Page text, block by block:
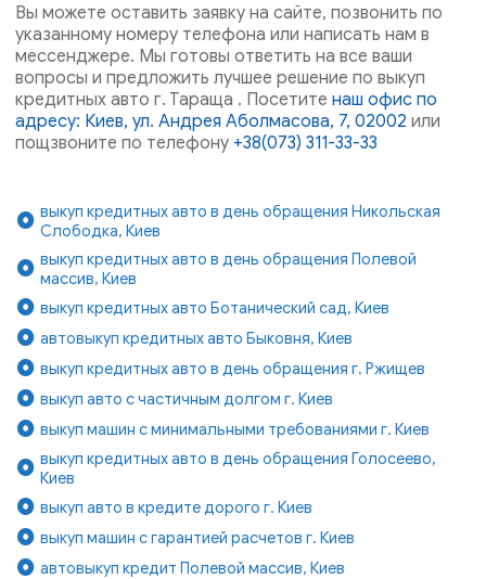
Вы можете оставить заявку на сайте, позвонить по
указанному номеру телефона или написать нам в
мессенджере. Мы готовы ответить на все ваши
вопросы и предложить лучшее решение по выкуп
кредитных авто г. Тараща . Посетитенаш офис по
адресу: Киев, ул. Андрея Аболмасова, 7, 02002 или
пощзвоните по телефону +38(073) 311-33-33
выкуп кредитных авто в день обращения Никольская
Слободка, Киев
выкуп кредитных авто в день обращения Полевой
массив, Киев
выкуп кредитных авто Ботанический сад, Киев
автовыкуп кредитных авто Быковня, Киев
выкуп кредитных авто в день обращения г. Ржищев
выкуп авто с частичным долгом г. Киев
выкуп машин с минимальными требованиями г. Киев
выкуп кредитных авто в день обращения Голосеево,
Киев
выкуп авто в кредите дорого г. Киев
выкуп машин с гарантией расчетов г. Киев
автовыкуп кредит Полевой массив, Киев